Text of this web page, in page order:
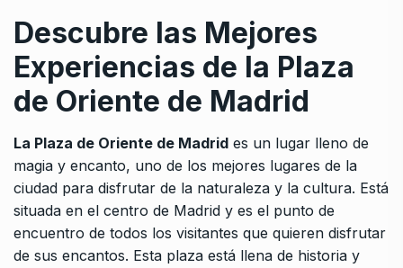
Descubre las Mejores
Experiencias de la Plaza
de Oriente de Madrid
La Plaza de Oriente de Madrid es un lugar lleno de
magia y encanto, uno de los mejores lugares de la
ciudad para disfrutar de la naturaleza y la cultura. Está
situada en el centro de Madrid y es el punto de
encuentro de todos los visitantes que quieren disfrutar
de sus encantos. Esta plaza está llena de historia y